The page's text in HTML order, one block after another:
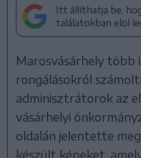
Itt állíthatja be,
találatokban elöl
Marosvásárhely több
rongálásokról
adminisztrátorok az
vásárhelyi
oldalán jelentette
készült képeket,